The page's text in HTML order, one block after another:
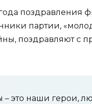
поздравления
партии,
поздравляют с
– это наши герои,